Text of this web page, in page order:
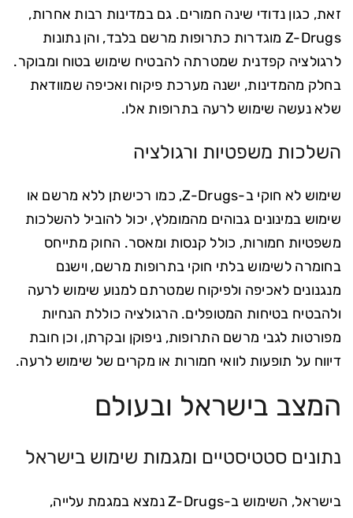
זאת, כגון נדודי שינה חמורים. גם במדינות רבות אחרות,
Z-Drugs מוגדרות כתרופות מרשם בלבד, והן נתונות
לרגולציה קפדנית שמטרתה להבטיח שימוש בטוח ומבוקר.
בחלק מהמדינות, ישנה מערכת פיקוח ואכיפה שמוודאת
שלא נעשה שימוש לרעה בתרופות אלו.
השלכות משפטיות ורגולציה
שימוש לא חוקי ב-Z-Drugs, כמו רכישתן ללא מרשם או
שימוש במינונים גבוהים מהמומלץ, יכול להוביל להשלכות
משפטיות חמורות, כולל קנסות ומאסר. החוק מתייחס
בחומרה לשימוש בלתי חוקי בתרופות מרשם, וישנם
מנגנונים לאכיפה ולפיקוח שמטרתם למנוע שימוש לרעה
ולהבטיח בטיחות המטופלים. הרגולציה כוללת הנחיות
מפורטות לגבי מרשם התרופות, ניפוקן ובקרתן, וכן חובת
דיווח על תופעות לוואי חמורות או מקרים של שימוש לרעה.
המצב בישראל ובעולם
נתונים סטטיסטיים ומגמות שימוש בישראל
בישראל, השימוש ב-Z-Drugs נמצא במגמת עלייה,